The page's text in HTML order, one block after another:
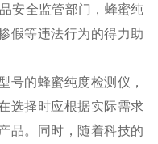
安全监管部门，蜂蜜纯
假等违法行为的得力助
的蜂蜜纯度检测仪，
选择时应根据实际需求
品。同时，随着科技的